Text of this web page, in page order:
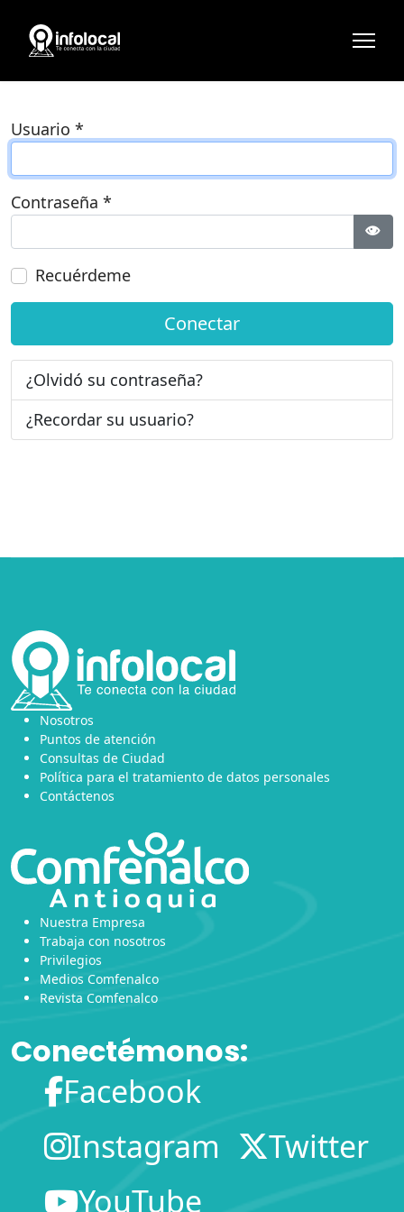
Usuario *
Contraseña *
Recuérdeme
Conectar
¿Olvidó su contraseña?
¿Recordar su usuario?
Nosotros
Puntos de atención
Consultas de Ciudad
Política para el tratamiento de datos personales
Contáctenos
Nuestra Empresa
Trabaja con nosotros
Privilegios
Medios Comfenalco
Revista Comfenalco
Conectémonos:
Facebook
Instagram
Twitter
YouTube